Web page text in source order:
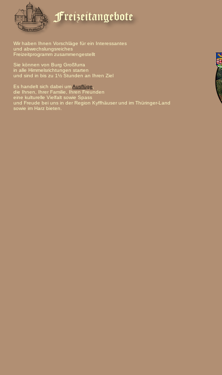
Wir haben Ihnen Vorschläge für ein Interessantes
und abwechslungsreiches
Freizeitprogramm zusammengestellt
Sie können von Burg Großfurra
in alle Himmelsrichtungen starten
und sind in bis zu 1½ Stunden an Ihren Ziel
Es handelt sich dabei umAusflüge
die Ihnen, Ihrer Familie, Ihren Freunden
eine kulturelle Vielfalt sowie Spass
und Freude bei uns in der Region Kyffhäuser und im Thüringer-Land
sowie im Harz bieten.